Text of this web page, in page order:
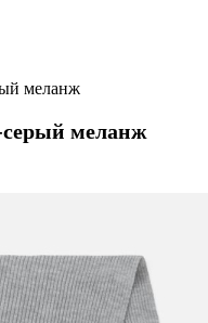
меланж
меланж